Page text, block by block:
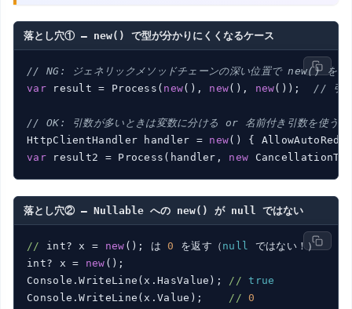
落とし穴① — new() で型が分かりにくくなるケース
// NG: ジェネリックメソッドチェーンの深い位置で new() を使
var result = Process( new(), new(), new()); // 引数
// OK: 引数が多いときは変数に分ける or 名前付き引数を使う
HttpClientHandler handler = new() {
var result2 = Process(handler, new
落とし穴② — Nullable への new() が null ではない
// int? x = new (); は 0 を返す（ null
ではない！）
int? x = new ();
Console.WriteLine(x.HasValue);
//
true
Console.WriteLine(x.Value);
// 0